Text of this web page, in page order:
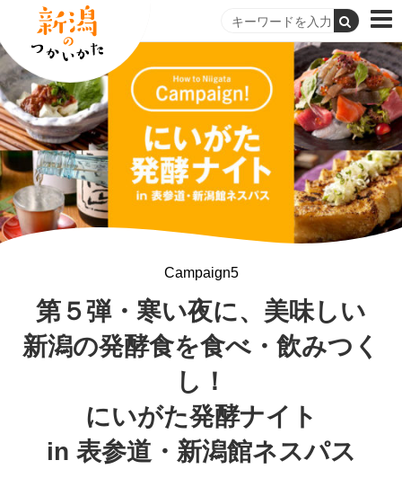
Campaign5
第５弾・寒い夜に、美味しい
新潟の発酵食を食べ・飲みつく
し！
にいがた発酵ナイト
in 表参道・新潟館ネスパス